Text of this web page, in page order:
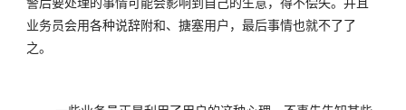
业务员会用各种说辞附和、搪塞用户，最后事情也就不了了
之。